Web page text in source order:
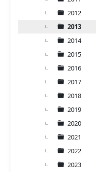
2012
2013
2014
2015
2016
2017
2018
2019
2020
2021
2022
2023